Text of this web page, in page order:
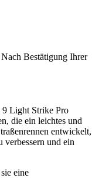
Nach Bestätigung Ihrer
9 Light Strike Pro
die ein leichtes und
entwickelt,
verbessern und ein
eine